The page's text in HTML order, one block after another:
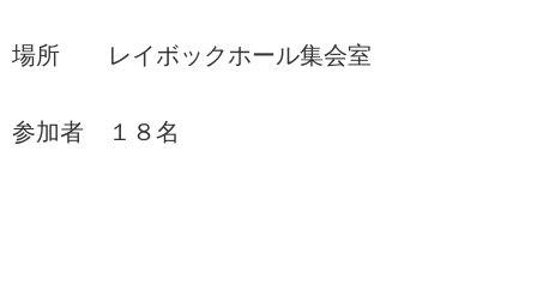
場所 レイボックホール集会室
参加者 １８名